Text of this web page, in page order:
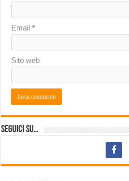
Email*
Sito web
Seguici su…